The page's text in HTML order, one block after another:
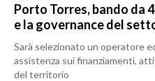
Porto Torres, bando da
e la governance del
Sarà selezionato un operatore
assistenza sui finanziamenti,
del territorio